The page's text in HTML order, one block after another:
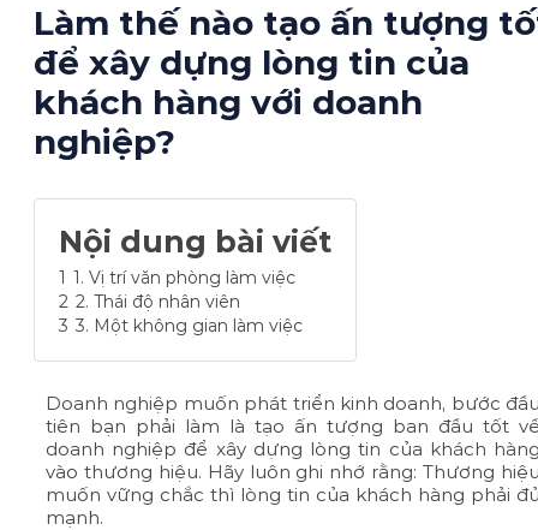
Làm thế nào tạo ấn tượng
để xây dựng lòng tin của
khách hàng với doanh
nghiệp?
Nội dung bài viết
1 1. Vị trí văn phòng làm việc
2 2. Thái độ nhân viên
3 3. Một không gian làm việc
Doanh nghiệp muốn phát triển kinh doanh, bước
tiên bạn phải làm là tạo ấn tượng ban đầu tốt
doanh nghiệp để xây dựng lòng tin của khách
vào thương hiệu. Hãy luôn ghi nhớ rằng: Thương
muốn vững chắc thì lòng tin của khách hàng phải
mạnh.